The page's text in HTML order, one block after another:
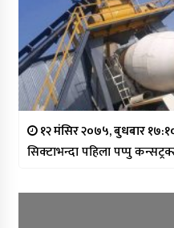
१२ मंसिर २०७५, बुधबार
सिक्टाभन्दा पहिला पप्पु